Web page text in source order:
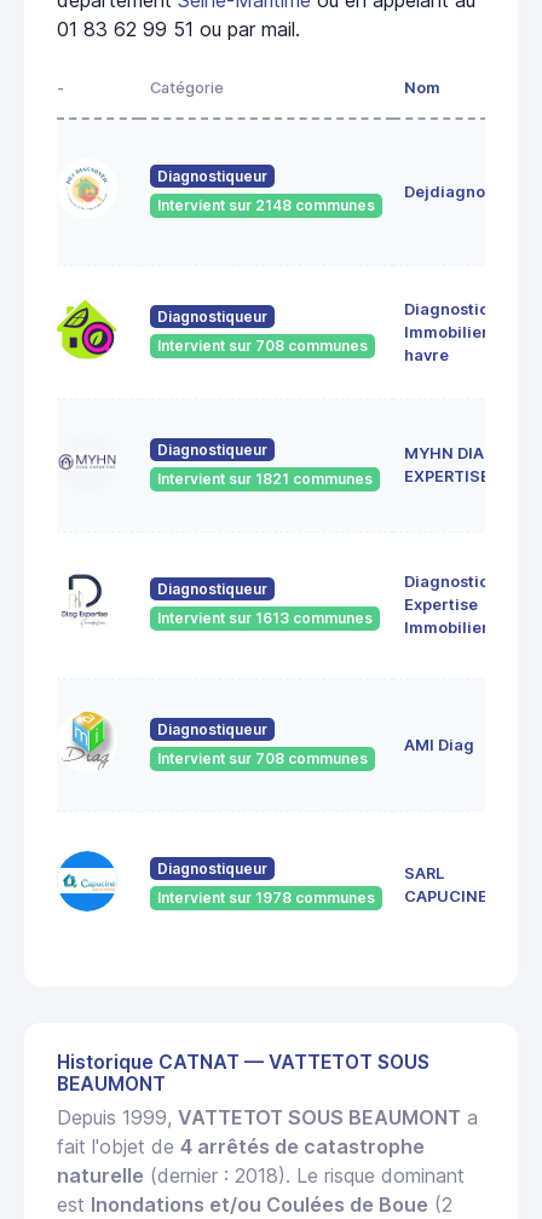
01 83 62 99 51 ou par mail.
- Catégorie Nom
Diagnostiqueur
Intervient sur 2148 communes
Dejdiagnostic
Diagnostiqueur
Intervient sur 708 communes
Diagnostic
Immobilier le
havre
Diagnostiqueur
Intervient sur 1821 communes
MYHN DIAG
EXPERTISE
Diagnostiqueur
Intervient sur 1613 communes
Diagnostic
Expertise
Immobilier
Diagnostiqueur
Intervient sur 708 communes
AMI Diag
Diagnostiqueur
Intervient sur 1978 communes
SARL
CAPUCINE
Historique CATNAT — VATTETOT SOUS
BEAUMONT
Depuis 1999, VATTETOT SOUS BEAUMONT a
fait l'objet de 4 arrêtés de catastrophe
naturelle (dernier : 2018). Le risque dominant
est Inondations et/ou Coulées de Boue (2